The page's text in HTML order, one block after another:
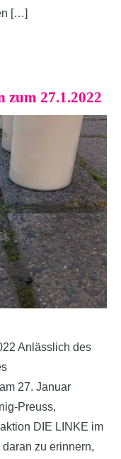
[…]
zum 27.1.2022
Anlässlich des
27. Januar
Preuss,
DIE LINKE im
daran zu erinnern,